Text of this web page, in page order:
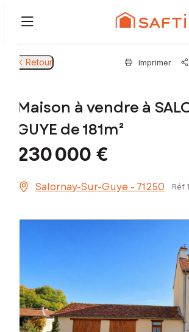
Retour Imprimer
Maison à vendre à
GUYE de 181m²
230 000 €
Salornay-Sur-Guye - 71250 Réf